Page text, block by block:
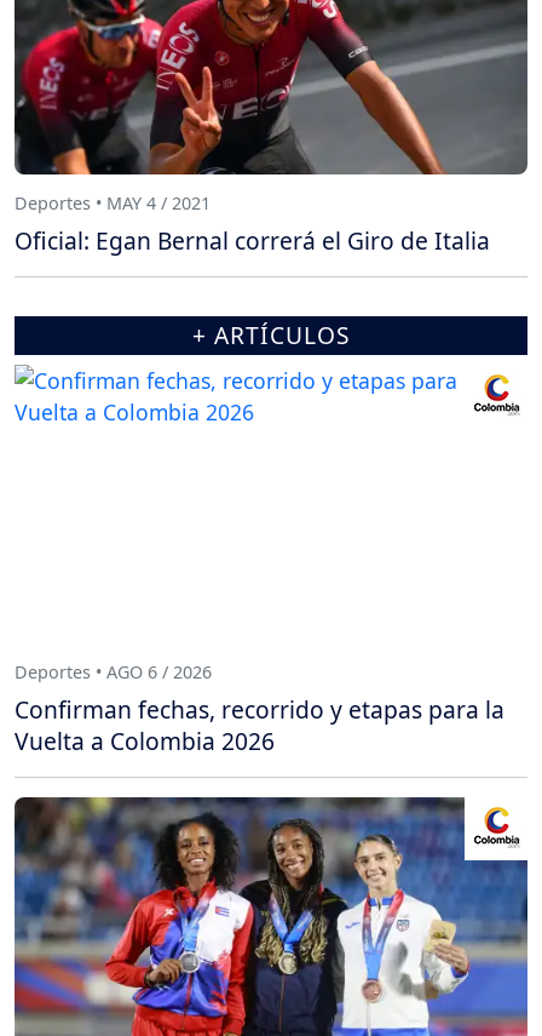
Deportes • MAY 4 / 2021
Oficial: Egan Bernal correrá el Giro de Italia
+ ARTÍCULOS
Deportes • AGO 6 / 2026
Confirman fechas, recorrido y etapas para la
Vuelta a Colombia 2026